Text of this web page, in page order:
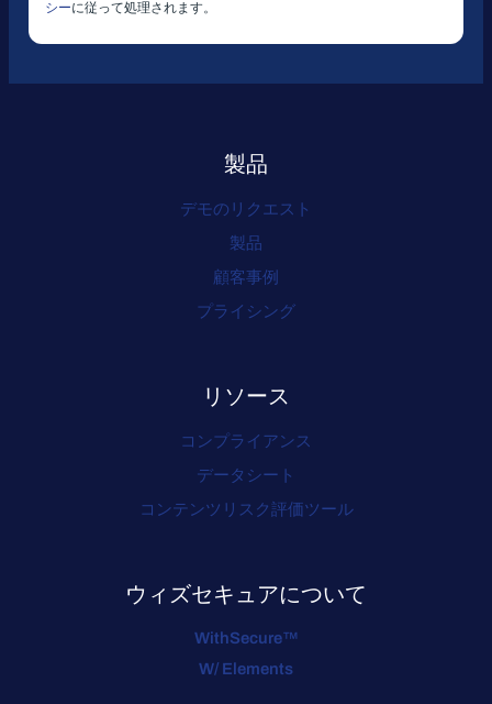
シーに従って処理されます。
製品
デモのリクエスト
製品
顧客事例
プライシング
リソース
コンプライアンス
データシート
コンテンツリスク評価ツール
ウィズセキュアについて
WithSecure™
W/ Elements